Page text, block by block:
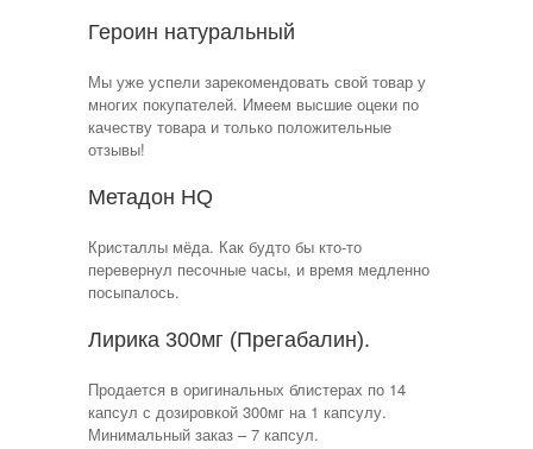
Героин натуральный
Мы уже успели зарекомендовать свой товар у
многих покупателей. Имеем высшие оцеки по
качеству товара и только положительные
отзывы!
Метадон HQ
Кристаллы мёда. Как будто бы кто-то
перевернул песочные часы, и время медленно
посыпалось.
Лирика 300мг (Прегабалин).
Продается в оригинальных блистерах по 14
капсул с дозировкой 300мг на 1 капсулу.
Минимальный заказ – 7 капсул.